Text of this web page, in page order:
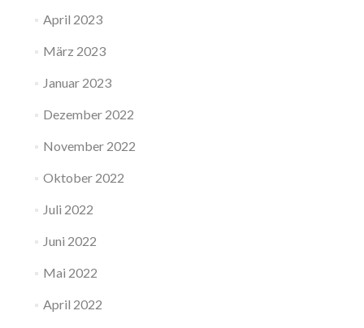
April 2023
März 2023
Januar 2023
Dezember 2022
November 2022
Oktober 2022
Juli 2022
Juni 2022
Mai 2022
April 2022